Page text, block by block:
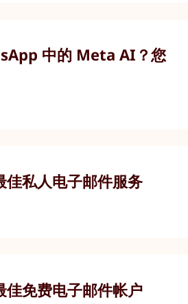
中的 Meta AI？您
私人电子邮件服务
免费电子邮件帐户